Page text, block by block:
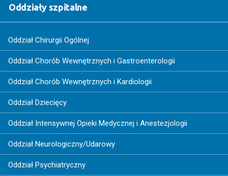
Oddziały szpitalne
Oddział Chirurgii Ogólnej
Oddział Chorób Wewnętrznych i Gastroenterologii
Oddział Chorób Wewnętrznych i Kardiologii
Oddział Dziecięcy
Oddział Intensywnej Opieki Medycznej i Anestezjologii
Oddział Neurologiczny/Udarowy
Oddział Psychiatryczny